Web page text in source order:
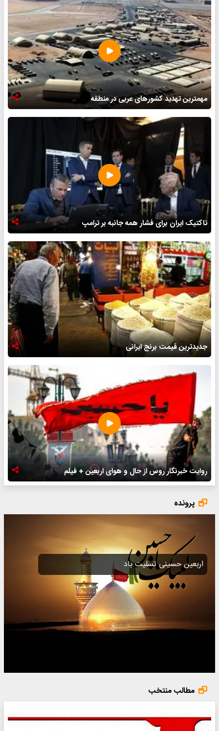
مهمترین تهدید کشورهای عربی در منطقه
تاکتیک ایران برای فشار همه جانبه بر ترامپ
جدیدترین قیمت برنج ایرانی
روایت خبرنگار روس از حال و هوای اربعین + فیلم
پرونده
اربعین حسینی تسلیت باد
مطالب منتخب